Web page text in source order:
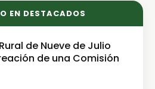
EN DESTACADOS
de Nueve de Julio
de una Comisión